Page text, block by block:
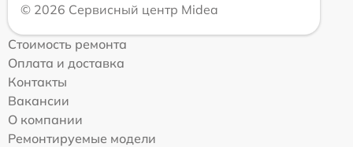
© 2026 Сервисный центр Midea
Стоимость ремонта
Оплата и доставка
Контакты
Вакансии
О компании
Ремонтируемые модели